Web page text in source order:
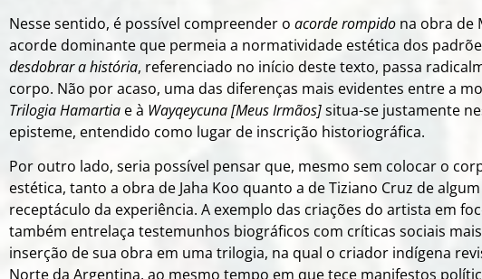
Nesse sentido, é possível compreender o acorde rompido na obra de
acorde dominante que permeia a normatividade estética dos
desdobrar a história, referenciado no início deste texto, passa
corpo. Não por acaso, uma das diferenças mais evidentes entre a
Trilogia Hamartia e à Wayqeycuna [Meus Irmãos]situa-se justamente
episteme, entendido como lugar de inscrição historiográfica.
Por outro lado, seria possível pensar que, mesmo sem colocar o
estética, tanto a obra de Jaha Koo quanto a de Tiziano Cruz de
receptáculo da experiência. A exemplo das criações do artista em
também entrelaça testemunhos biográficos com críticas sociais
inserção de sua obra em uma trilogia, na qual o criador indígena
Norte da Argentina, ao mesmo tempo em que tece manifestos